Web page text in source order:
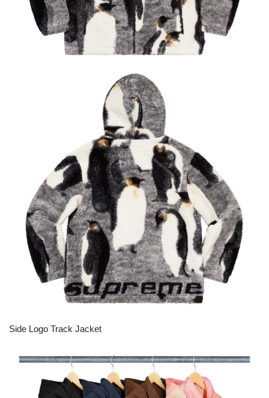
Side Logo Track Jacket